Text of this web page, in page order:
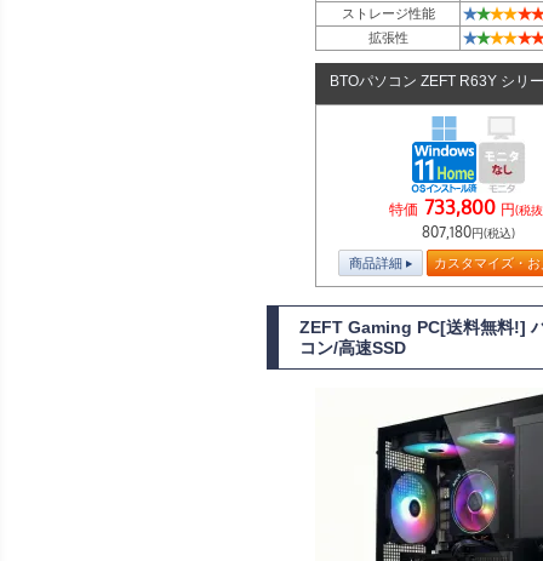
ストレージ性能 ★★★★★★
拡張性 ★★★★★★
BTOパソコン ZEFT R63Y シリ
特価 733,800 円(税
807,180円(税込)
商品詳細 カスタマイズ・
ZEFT Gaming PC[送料無料!]
コン/高速SSD